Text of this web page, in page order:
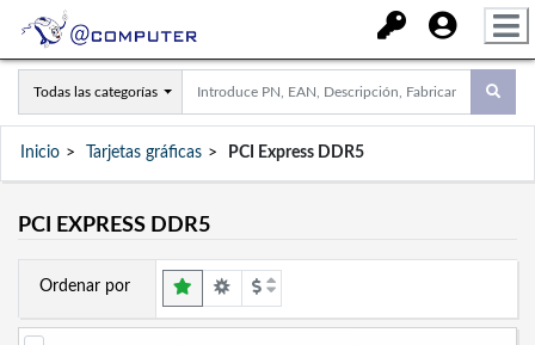
Todas las categorías
Inicio Tarjetas gráficas PCI Express DDR5
PCI EXPRESS DDR5
Ordenar por